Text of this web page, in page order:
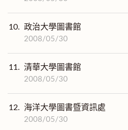
10. 政治大學圖書館
2008/05/30
11. 清華大學圖書館
2008/05/30
12. 海洋大學圖書暨資訊處
2008/05/30